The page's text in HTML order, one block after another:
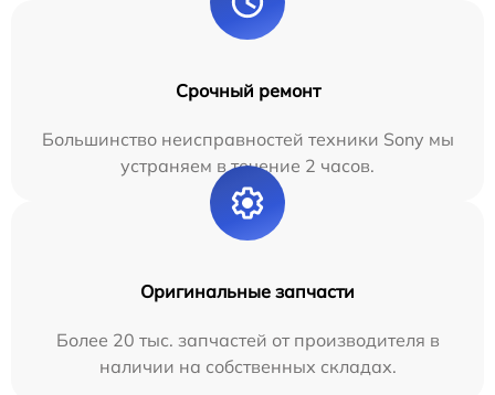
Срочный ремонт
Большинство неисправностей техники Sony мы
устраняем в течение 2 часов.
Оригинальные запчасти
Более 20 тыс. запчастей от производителя в
наличии на собственных складах.